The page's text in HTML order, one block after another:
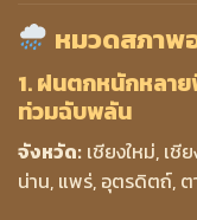
หมวดสภาพ
1. ฝนตกหนักหลาย
ท่วมฉับพลัน
จังหวัด: เชียงใหม่, เชี
น่าน, แพร่, อุตรดิตถ์, ต